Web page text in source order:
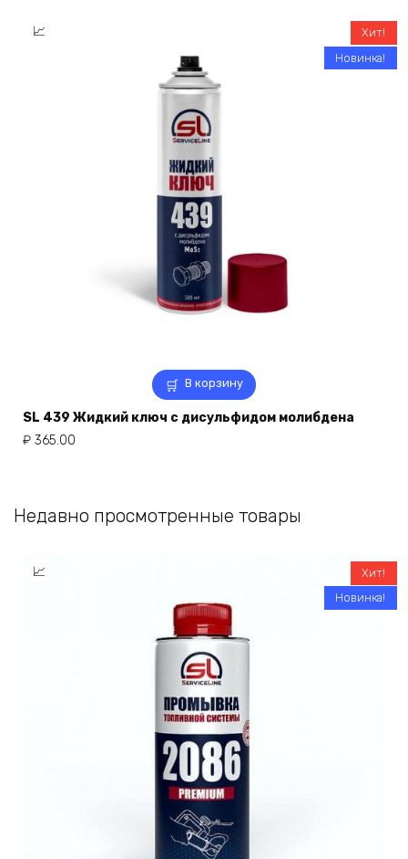
В корзину
Хит!
Новинка!
SL 439 Жидкий ключ с дисульфидом молибдена
₽ 365.00
Недавно просмотренные товары
Хит!
Новинка!